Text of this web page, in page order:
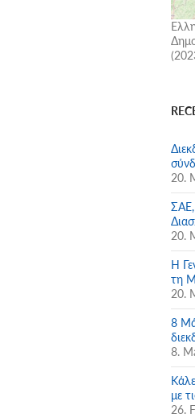
20.
ΣΑΕ,
20.
Η
τη
20.
8
8.
με
26.